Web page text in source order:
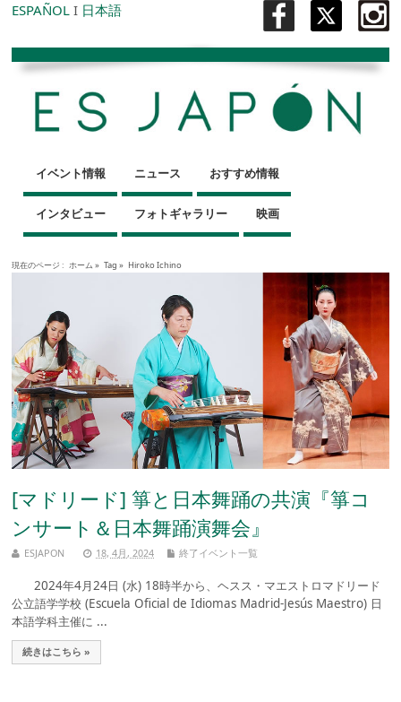
ESPAÑOL I 日本語
イベント情報 ニュース おすすめ情報
インタビュー フォトギャラリー 映画
現在のページ : ホーム » Tag » Hiroko Ichino
[マドリード] 箏と日本舞踊の共演『箏コ
ンサート＆日本舞踊演舞会』
ESJAPON 18, 4月, 2024 終了イベント一覧
2024年4月24日 (水) 18時半から、ヘスス・マエストロマドリード
公立語学学校 (Escuela Oficial de Idiomas Madrid-Jesús Maestro) 日
本語学科主催に ...
続きはこちら »